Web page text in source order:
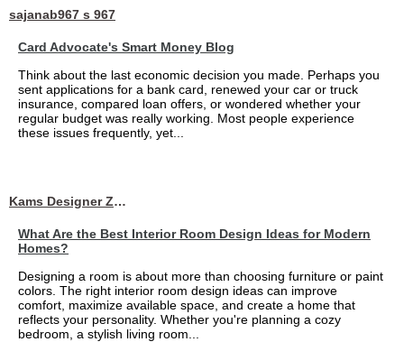
sajanab967 s 967
Card Advocate's Smart Money Blog
Think about the last economic decision you made. Perhaps you
sent applications for a bank card, renewed your car or truck
insurance, compared loan offers, or wondered whether your
regular budget was really working. Most people experience
these issues frequently, yet...
Kams Designer Zone
What Are the Best Interior Room Design Ideas for Modern
Homes?
Designing a room is about more than choosing furniture or paint
colors. The right interior room design ideas can improve
comfort, maximize available space, and create a home that
reflects your personality. Whether you're planning a cozy
bedroom, a stylish living room...